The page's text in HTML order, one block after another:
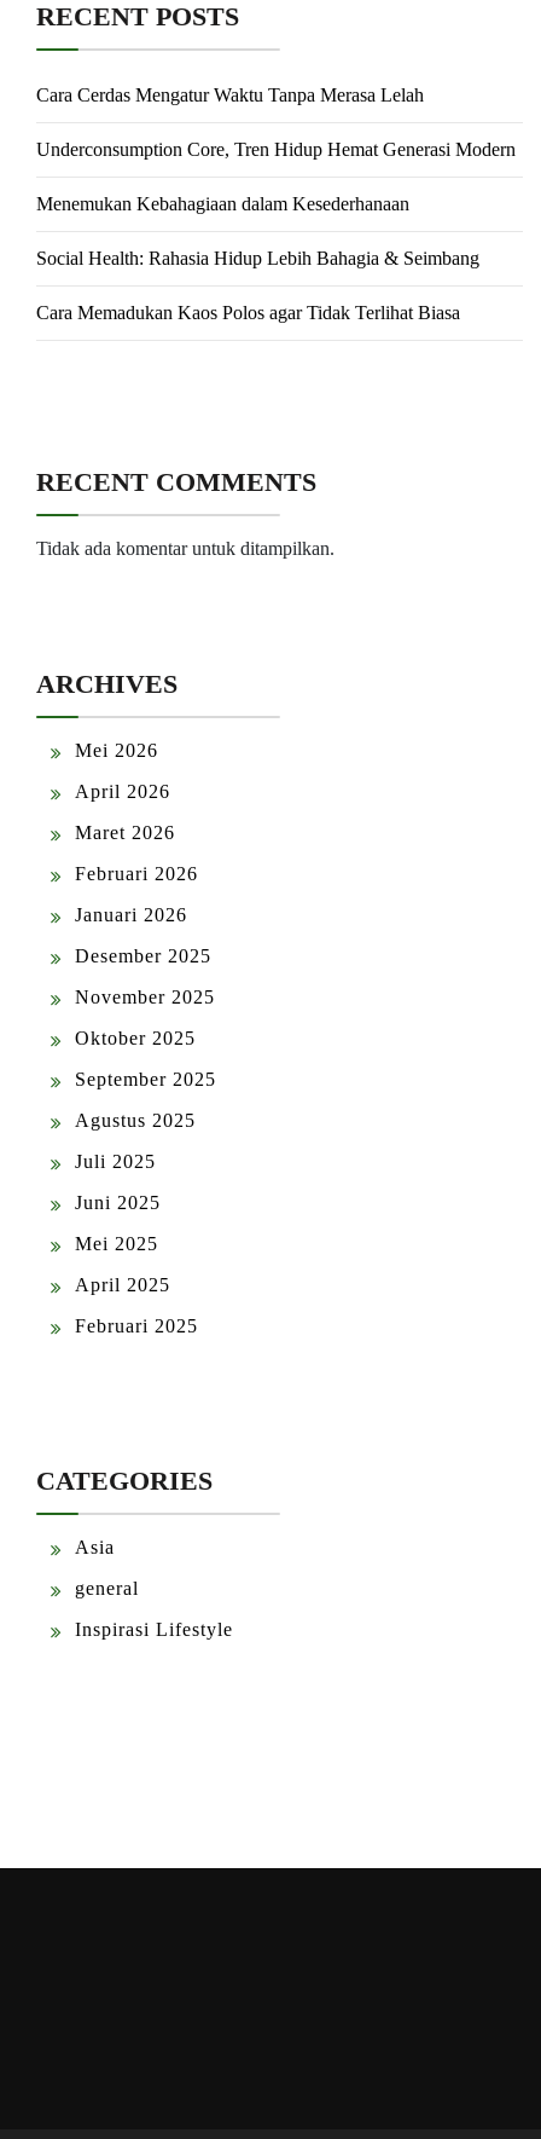
RECENT POSTS
Cara Cerdas Mengatur Waktu Tanpa Merasa Lelah
Underconsumption Core, Tren Hidup Hemat Generasi Modern
Menemukan Kebahagiaan dalam Kesederhanaan
Social Health: Rahasia Hidup Lebih Bahagia & Seimbang
Cara Memadukan Kaos Polos agar Tidak Terlihat Biasa
RECENT COMMENTS
Tidak ada komentar untuk ditampilkan.
ARCHIVES
Mei 2026
April 2026
Maret 2026
Februari 2026
Januari 2026
Desember 2025
November 2025
Oktober 2025
September 2025
Agustus 2025
Juli 2025
Juni 2025
Mei 2025
April 2025
Februari 2025
CATEGORIES
Asia
general
Inspirasi Lifestyle